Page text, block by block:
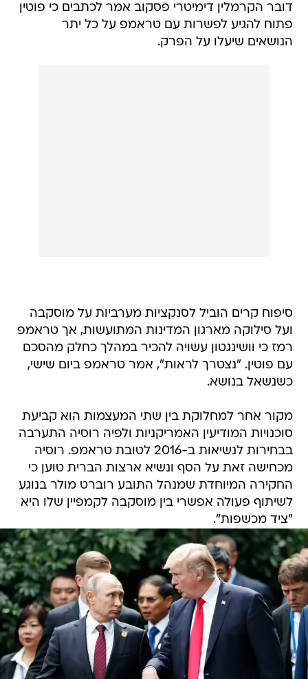
דובר הקרמלין דימיטרי פסקוב אמר לכתבים כי פוטין
פתוח להגיע לפשרות עם טראמפ על כל יתר
הנושאים שיעלו על הפרק.
סיפוח קרים הוביל לסנקציות מערביות על מוסקבה
ועל סילוקה מארגון המדינות המתועשות, אך טראמפ
רמז כי וושינגטון עשויה להכיר במהלך כחלק מהסכם
עם פוטין. "נצטרך לראות", אמר טראמפ ביום שישי,
כשנשאל בנושא.
מקור אחר למחלוקת בין שתי המעצמות הוא קביעת
סוכנויות המודיעין האמריקניות ולפיה רוסיה התערבה
בבחירות לנשיאות ב-2016 לטובת טראמפ. רוסיה
מכחישה זאת על הסף ונשיא ארצות הברית טוען כי
החקירה המיוחדת שמנהל התובע רוברט מולר בנוגע
לשיתוף פעולה אפשרי בין מוסקבה לקמפיין שלו היא
"ציד מכשפות".